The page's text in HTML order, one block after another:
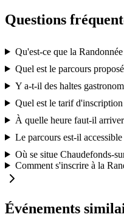
Questions
Qu'est-ce que la
Quel est le parcours
Y a-t-il des haltes
Quel est le tarif d'inscription
À quelle heure faut-il
Le parcours est-il
Où se situe Chaudefonds-
Comment s'inscrire à la
Événements